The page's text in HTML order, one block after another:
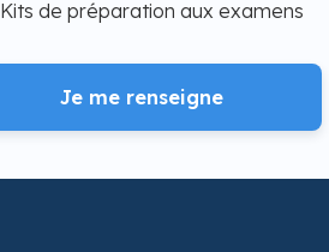
Kits de préparation aux examens
Je me renseigne